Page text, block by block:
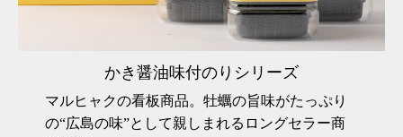
かき醤油味付のりシリーズ
マルヒャクの看板商品。牡蠣の旨味がたっぷり
の“広島の味”として親しまれるロングセラー商